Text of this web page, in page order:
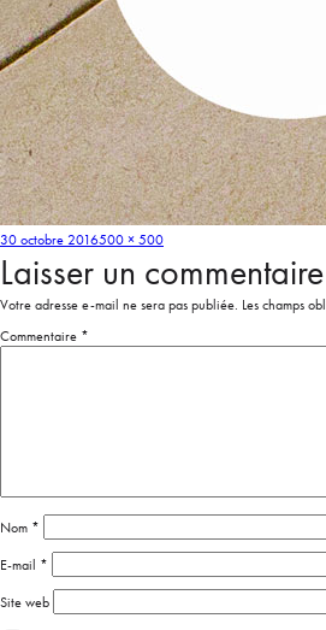
30 octobre 2016500 × 500
Laisser un commentaire
Votre adresse e-mail ne sera pas publiée. Les champs
Commentaire *
Nom *
E-mail *
Site web